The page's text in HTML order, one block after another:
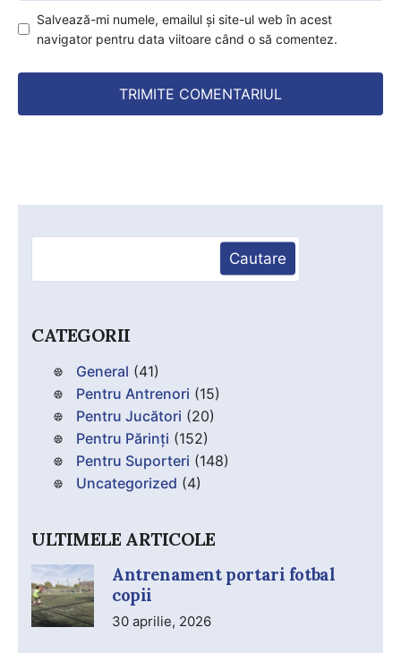
Salvează-mi numele, emailul și site-ul web în acest
navigator pentru data viitoare când o să comentez.
Cautare
CATEGORII
General (41)
Pentru Antrenori (15)
Pentru Jucători (20)
Pentru Părinți (152)
Pentru Suporteri (148)
Uncategorized (4)
ULTIMELE ARTICOLE
Antrenament portari fotbal
copii
30 aprilie, 2026